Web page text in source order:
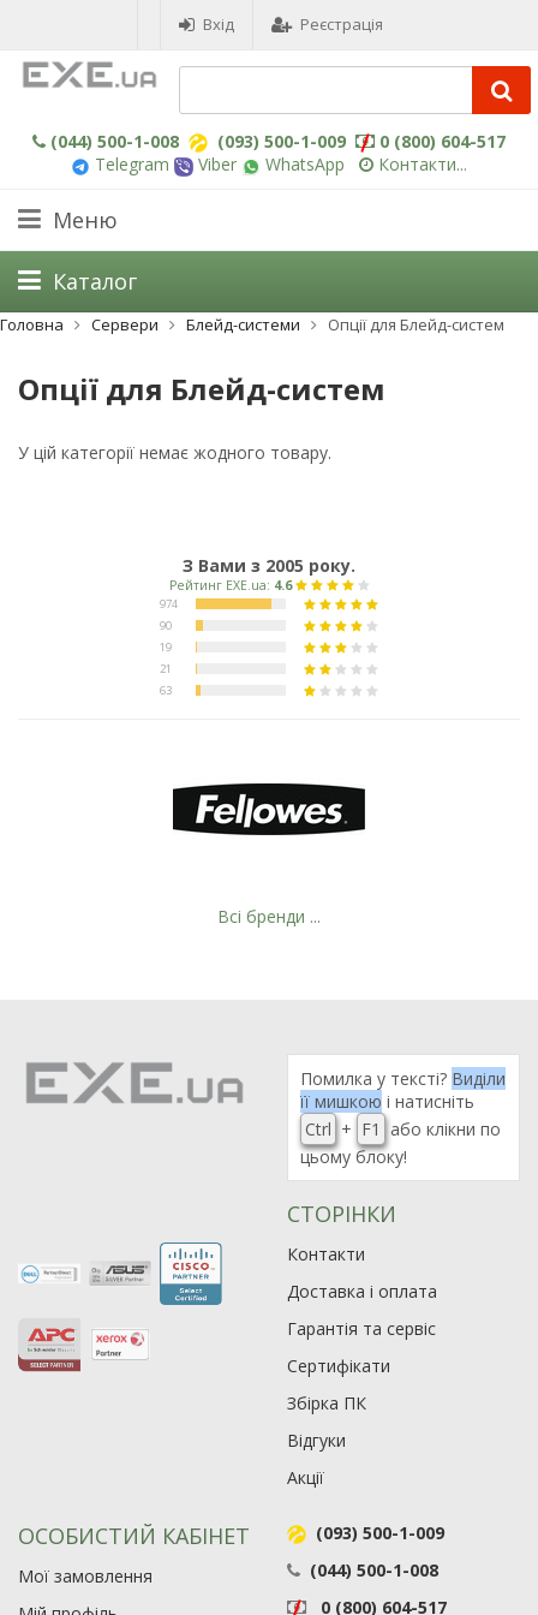
Вхід Реєстрація
(044) 500-1-008 (093) 500-1-009
0 (800) 604-517
Telegram
Viber WhatsApp Контакти...
Меню
Головна Сервери Блейд-системи Опції для Блейд-систем
Опції для Блейд-систем
У цій категорії немає жодного товару.
Каталог
З Вами з 2005 року.
Рейтинг EXE.ua:
974
90
63
Всі бренди ...
Помилка у тексті? Виділи
її мишкою і натисніть
Ctrl + F1
або клікни по
цьому блоку!
СТОРІНКИ
Контакти
Доставка і оплата
Гарантія та сервіс
Сертифікати
Збірка ПК
Відгуки
Акції
ОСОБИСТИЙ КАБІНЕТ
Мої замовлення
(093) 500-1-009
(044) 500-1-008
0 (800) 604-517